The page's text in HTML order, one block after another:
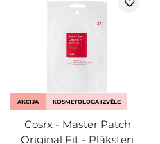
AKCIJA KOSMETOLOGA IZVĒLE
Cosrx - Master Patch
Original Fit - Plāksteri